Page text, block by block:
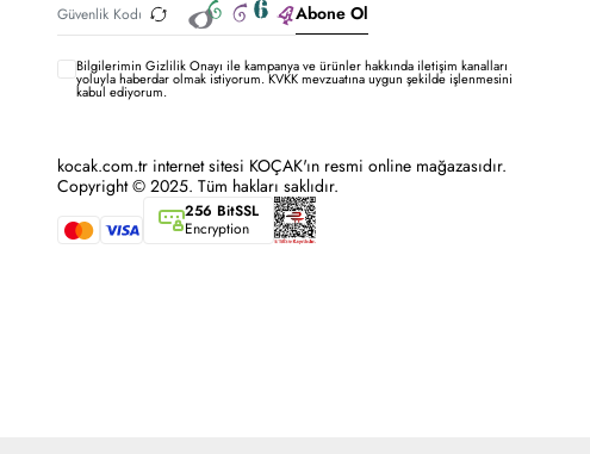
Abone Ol
Bilgilerimin Gizlilik Onayı ile kampanya ve ürünler hakkında iletişim kanalları
yoluyla haberdar olmak istiyorum.KVKK mevzuatına uygun şekilde işlenmesini
kabul ediyorum.
kocak.com.tr internet sitesi KOÇAK'ın resmi online mağazasıdır.
Copyright © 2025. Tüm hakları saklıdır.
256 BitSSL
Encryption